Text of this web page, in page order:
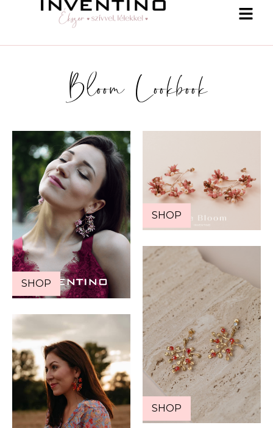
Bloom Lookbook
SHOP
SHOP
SHOP